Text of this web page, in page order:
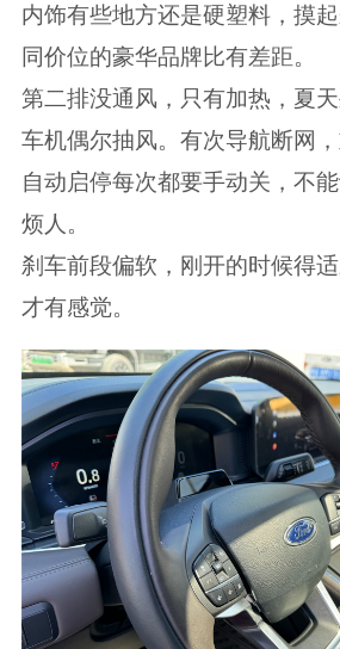
内饰有些地方还是硬塑料，摸
同价位的豪华品牌比有差距。
第二排没通风，只有加热，夏天
车机偶尔抽风。有次导航断网，
自动启停每次都要手动关，不
烦人。
刹车前段偏软，刚开的时候得
才有感觉。